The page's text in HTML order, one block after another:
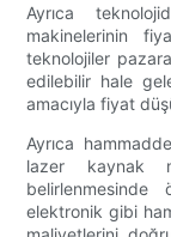
Ayrıca
makinelerinin
teknolojiler
edilebilir hale
amacıyla fiyat
Ayrıca
lazer kaynak
elektronik gibi